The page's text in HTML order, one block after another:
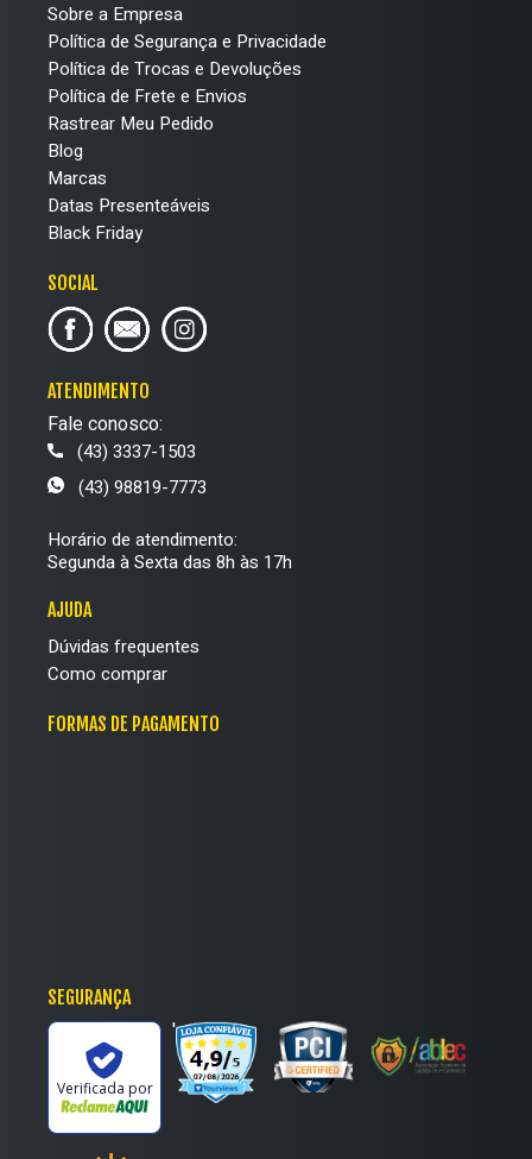
Sobre a Empresa
Política de Segurança e Privacidade
Política de Trocas e Devoluções
Política de Frete e Envios
Rastrear Meu Pedido
Blog
Marcas
Datas Presenteáveis
Black Friday
SOCIAL
ATENDIMENTO
Fale conosco:
(43) 3337-1503
(43) 98819-7773
Horário de atendimento:
Segunda à Sexta das 8h às 17h
AJUDA
Dúvidas frequentes
Como comprar
FORMAS DE PAGAMENTO
SEGURANÇA
Verificada por
'